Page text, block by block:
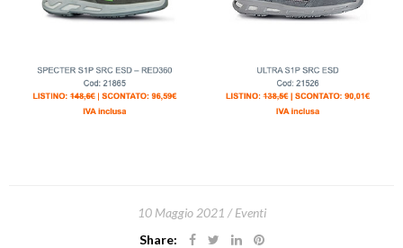
10 Maggio 2021
Eventi
Share: